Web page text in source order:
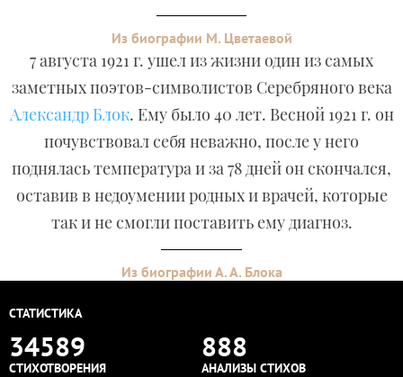
Из биографии М. Цветаевой
7 августа 1921 г. ушел из жизни один из самых
заметных поэтов-символистов Серебряного века
Александр Блок. Ему было 40 лет. Весной 1921 г. он
почувствовал себя неважно, после у него
поднялась температура и за 78 дней он скончался,
оставив в недоумении родных и врачей, которые
так и не смогли поставить ему диагноз.
Из биографии А. А. Блока
СТАТИСТИКА
34589
СТИХОТВОРЕНИЯ
888
АНАЛИЗЫ СТИХОВ